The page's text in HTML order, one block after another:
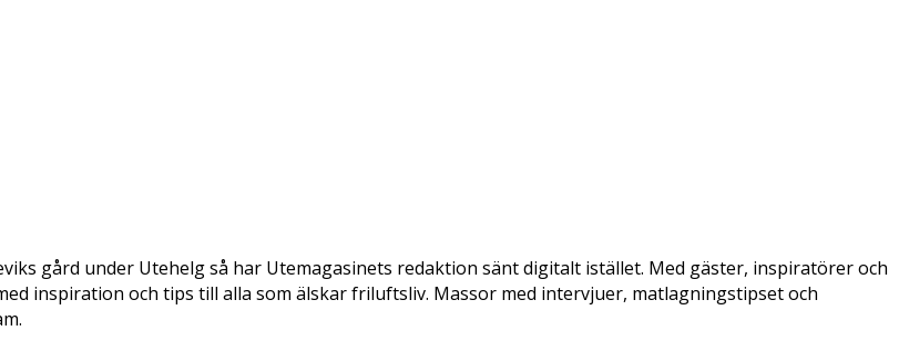
gård under Utehelg så har Utemagasinets redaktion sänt digitalt istället. Med gäster, inspiratörer och
inspiration och tips till alla som älskar friluftsliv. Massor med intervjuer, matlagningstipset och